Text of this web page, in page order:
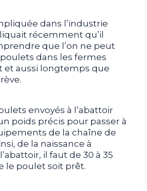
dans l’industrie
récemment qu’il
que l’on ne peut
dans les fermes
et aussi longtemps que
envoyés à l’abattoir
poids précis pour passer à
de la chaîne de
de la naissance à
il faut de 30 à 35
le poulet soit prêt.